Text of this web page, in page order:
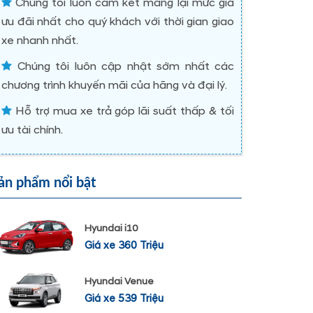
ưu đãi nhất cho quý khách với thời gian giao
xe nhanh nhất.
Chúng tôi luôn cập nhật sớm nhất các
chương trình khuyến mãi của hãng và đại lý.
Hỗ trợ mua xe trả góp lãi suất thấp & tối
ưu tài chính.
phẩm nổi bật
Hyundai i10
Giá xe 360 Triệu
Hyundai Venue
Giá xe 539 Triệu